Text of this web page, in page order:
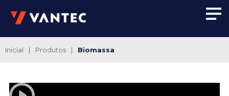
Inicial | Produtos | Biomassa